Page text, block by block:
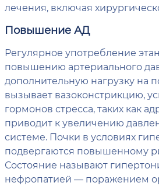
лечения, включая
Повышение АД
Регулярное употребление
повышению артериального
дополнительную нагрузку на
вызывает вазоконстрикцию,
гормонов стресса, таких как
приводит к увеличению
системе. Почки в условиях
подвергаются повышенному
Состояние называют
нефропатией — поражением